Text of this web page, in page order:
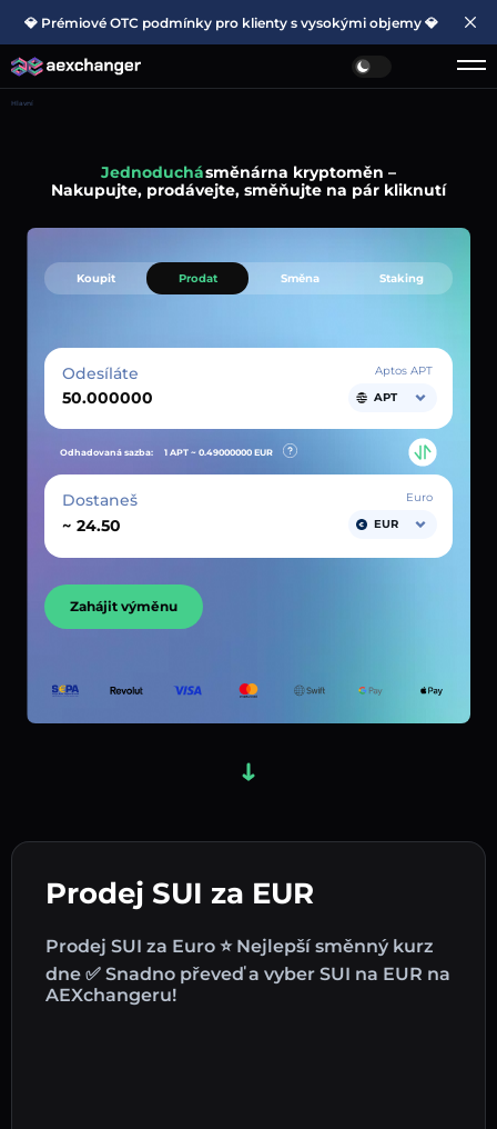
💎 Prémiové OTC podmínky pro klienty s vysokými objemy 💎
Hlavní
Jednoduchásměnárna kryptoměn –
Nakupujte, prodávejte, směňujte na pár kliknutí
Prodej SUI za EUR
Prodej SUI za Euro ⭐ Nejlepší směnný kurz
dne ✅ Snadno převeď a vyber SUI na EUR na
AEXchangeru!
Koupit Prodat Směna Staking
Odesíláte
Aptos APT
APT
Odhadovaná sazba: 1 APT ~ 0.49000000 EUR
Dostaneš
~
Euro
EUR
Zahájit výměnu